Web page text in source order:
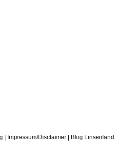
Impressum/Disclaimer Blog Linsenland